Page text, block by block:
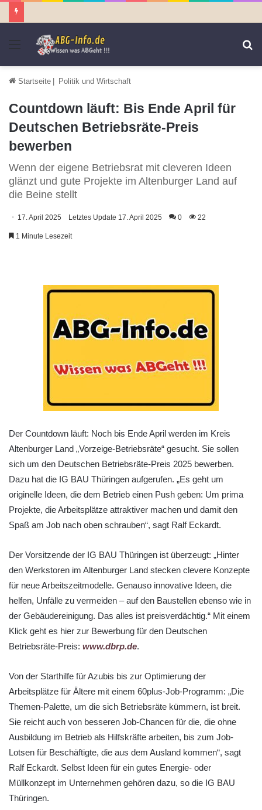
Menü
Startseite | Politik und Wirtschaft
Countdown läuft: Bis Ende April für
Deutschen Betriebsräte-Preis
bewerben
Wenn der eigene Betriebsrat mit cleveren Ideen
glänzt und gute Projekte im Altenburger Land auf
die Beine stellt
17. April 2025 Letztes Update 17. April 2025 0 22
1 Minute Lesezeit
Der Countdown läuft: Noch bis Ende April werden im Kreis
Altenburger Land „Vorzeige-Betriebsräte“ gesucht. Sie sollen
sich um den Deutschen Betriebsräte-Preis 2025 bewerben.
Dazu hat die IG BAU Thüringen aufgerufen. „Es geht um
originelle Ideen, die dem Betrieb einen Push geben: Um prima
Projekte, die Arbeitsplätze attraktiver machen und damit den
Spaß am Job nach oben schrauben“, sagt Ralf Eckardt.
Der Vorsitzende der IG BAU Thüringen ist überzeugt: „Hinter
den Werkstoren im Altenburger Land stecken clevere Konzepte
für neue Arbeitszeitmodelle. Genauso innovative Ideen, die
helfen, Unfälle zu vermeiden – auf den Baustellen ebenso wie in
der Gebäudereinigung. Das alles ist preisverdächtig.“ Mit einem
Klick geht es hier zur Bewerbung für den Deutschen
Betriebsräte-Preis: www.dbrp.de.
Von der Starthilfe für Azubis bis zur Optimierung der
Arbeitsplätze für Ältere mit einem 60plus-Job-Programm: „Die
Themen-Palette, um die sich Betriebsräte kümmern, ist breit.
Sie reicht auch von besseren Job-Chancen für die, die ohne
Ausbildung im Betrieb als Hilfskräfte arbeiten, bis zum Job-
Lotsen für Beschäftigte, die aus dem Ausland kommen“, sagt
Ralf Eckardt. Selbst Ideen für ein gutes Energie- oder
Müllkonzept im Unternehmen gehören dazu, so die IG BAU
Thüringen.